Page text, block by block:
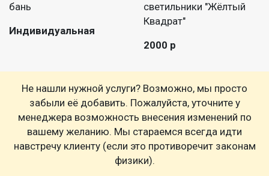
бань
Индивидуальная
светильники "Жёлтый
Квадрат"
2000 р
Не нашли нужной услуги? Возможно, мы просто
забыли её добавить. Пожалуйста, уточните у
менеджера возможность внесения изменений по
вашему желанию. Мы стараемся всегда идти
навстречу клиенту (если это противоречит законам
физики).